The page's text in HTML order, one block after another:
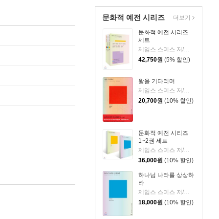
문화적 예전 시리즈
문화적 예전 시리즈
세트
제임스 스미스 저/박세혁 역
42,750원 (5% 할인)
왕을 기다리며
제임스 스미스 저/박세혁 역
20,700원 (10% 할인)
문화적 예전 시리즈
1~2권 세트
제임스 스미스 저/박세혁 역
36,000원 (10% 할인)
하나님 나라를 상상하
라
제임스 스미스 저/박세혁 역
18,000원 (10% 할인)
더보기